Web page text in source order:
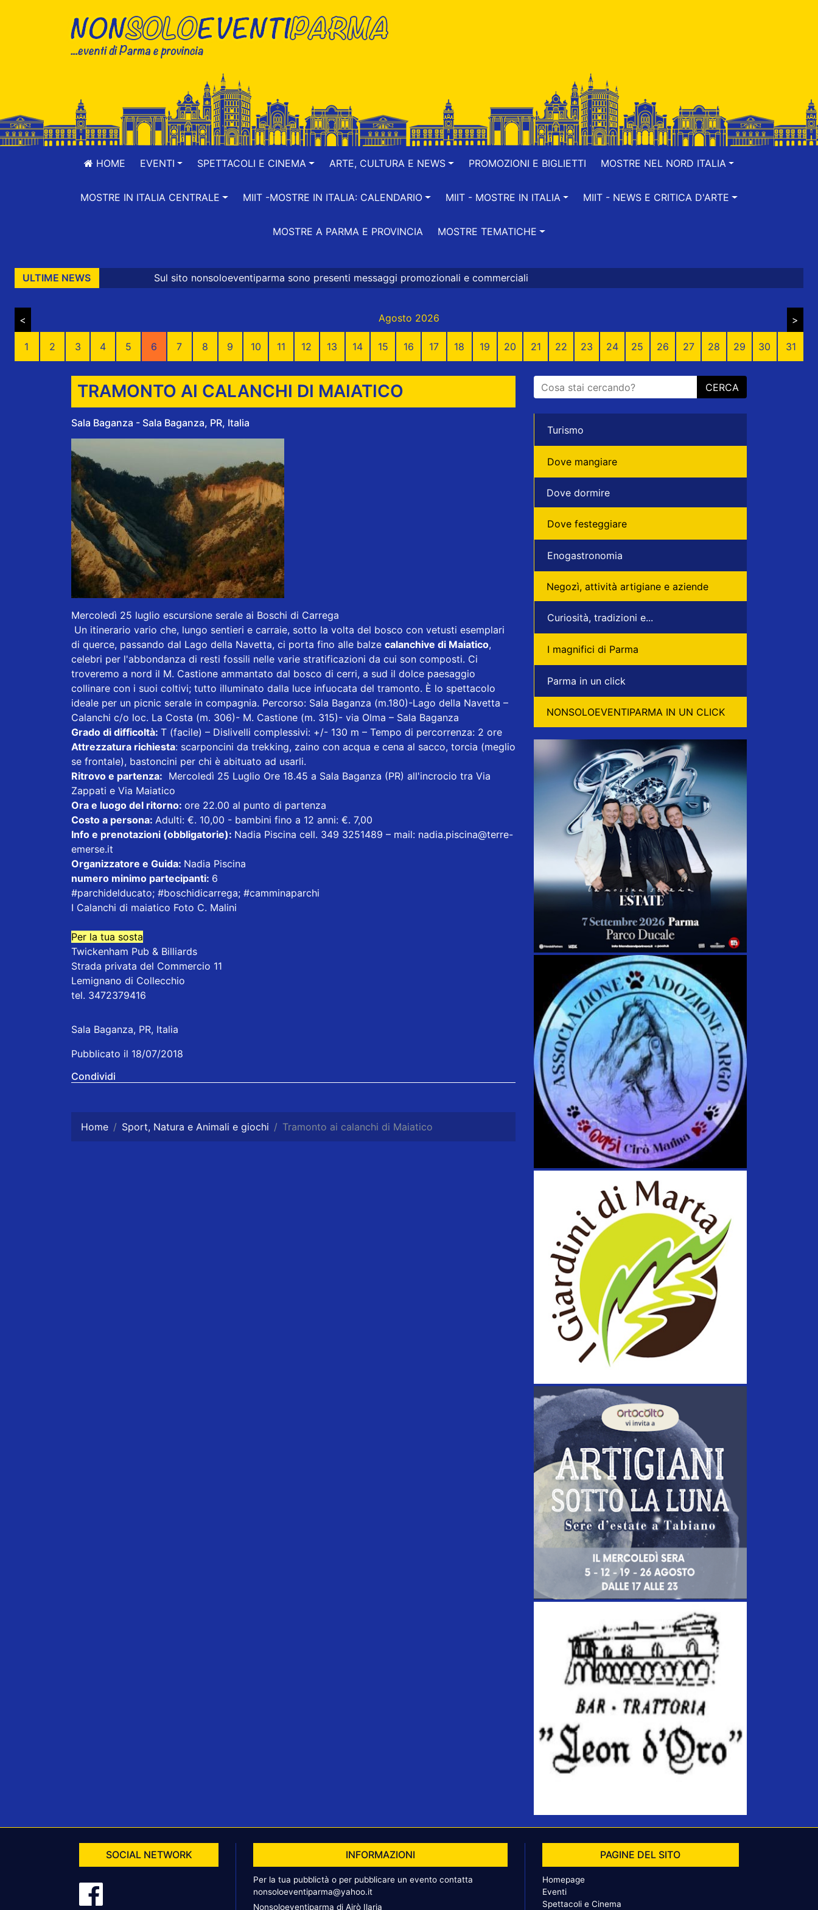
HOME EVENTI SPETTACOLI E CINEMA ARTE, CULTURA E NEWS PROMOZIONI E BIGLIETTI MOSTRE NEL NORD ITALIA
MOSTRE IN ITALIA CENTRALE MIIT -MOSTRE IN ITALIA: CALENDARIO MIIT - MOSTRE IN ITALIA MIIT - NEWS E CRITICA D'ARTE
MOSTRE A PARMA E PROVINCIA MOSTRE TEMATICHE
ULTIME NEWSSul sito nonsoloeventiparma sono presenti messaggi promozionali e commerciali
< Agosto 2026 >
1 2 3 4 5 6 7 8 9 10 11 12 13 14 15 16 17 18 19 20 21 22 23 24 25 26 27 28 29 30 31
TRAMONTO AI CALANCHI DI MAIATICO
Sala Baganza - Sala Baganza, PR, Italia
Mercoledì 25 luglio escursione serale ai Boschi di Carrega
Un itinerario vario che, lungo sentieri e carraie, sotto la volta del bosco con vetusti esemplari
di querce, passando dal Lago della Navetta, ci porta fino alle balze calanchive di Maiatico,
celebri per l'abbondanza di resti fossili nelle varie stratificazioni da cui son composti. Ci
troveremo a nord il M. Castione ammantato dal bosco di cerri, a sud il dolce paesaggio
collinare con i suoi coltivi; tutto illuminato dalla luce infuocata del tramonto. È lo spettacolo
ideale per un picnic serale in compagnia. Percorso: Sala Baganza (m.180)-Lago della Navetta –
Calanchi c/o loc. La Costa (m. 306)- M. Castione (m. 315)- via Olma – Sala Baganza
Grado di difficoltà: T (facile) – Dislivelli complessivi: +/- 130 m – Tempo di percorrenza: 2 ore
Attrezzatura richiesta: scarponcini da trekking, zaino con acqua e cena al sacco, torcia (meglio
se frontale), bastoncini per chi è abituato ad usarli.
Ritrovo e partenza: Mercoledì 25 Luglio Ore 18.45 a Sala Baganza (PR) all'incrocio tra Via
Zappati e Via Maiatico
Ora e luogo del ritorno: ore 22.00 al punto di partenza
Costo a persona: Adulti: €. 10,00 - bambini fino a 12 anni: €. 7,00
Info e prenotazioni (obbligatorie): Nadia Piscina cell. 349 3251489 – mail: nadia.piscina@terre-
emerse.it
Organizzatore e Guida: Nadia Piscina
numero minimo partecipanti: 6
#parchidelducato; #boschidicarrega; #camminaparchi
I Calanchi di maiatico Foto C. Malini
Per la tua sosta
Twickenham Pub & Billiards
Strada privata del Commercio 11
Lemignano di Collecchio
tel. 3472379416
Sala Baganza, PR, Italia
Pubblicato il 18/07/2018
Condividi
Home Sport, Natura e Animali e giochi Tramonto ai calanchi di Maiatico
CERCA
Turismo
Dove mangiare
Dove dormire
Dove festeggiare
Enogastronomia
Negozì, attività artigiane e aziende
Curiosità, tradizioni e...
I magnifici di Parma
Parma in un click
NONSOLOEVENTIPARMA IN UN CLICK
SOCIAL NETWORK INFORMAZIONI
Per la tua pubblictà o per pubblicare un evento contatta
nonsoloeventiparma@yahoo.it
Nonsoloeventiparma di Airò Ilaria
PAGINE DEL SITO
Homepage
Eventi
Spettacoli e Cinema